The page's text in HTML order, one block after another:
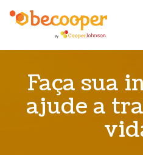
Faça sua
ajude a